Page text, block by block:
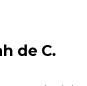
de C.